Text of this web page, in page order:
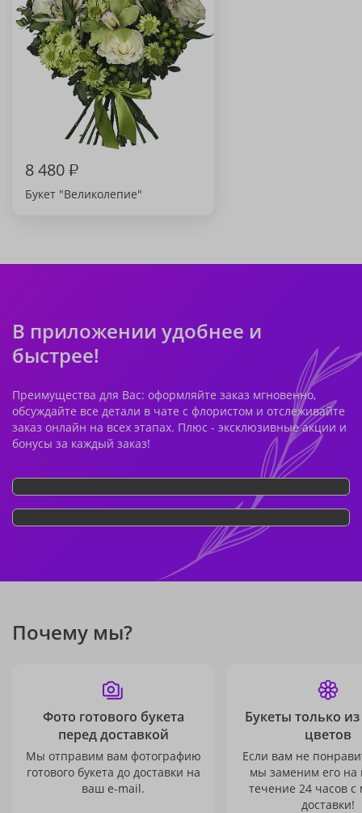
8 480₽
Букет "Великолепие"
В приложении удобнее и
быстрее!
Преимущества для Вас: оформляйте заказ мгновенно,
обсуждайте все детали в чате с флористом и отслеживайте
заказ онлайн на всех этапах. Плюс - эксклюзивные акции и
бонусы за каждый заказ!
Почему мы?
Фото готового букета
перед доставкой
Мы отправим вам фотографию
готового букета до доставки на
ваш e-mail.
Букеты только
цветов
Если вам не
мы заменим его на
течение 24 часов с
доставки!